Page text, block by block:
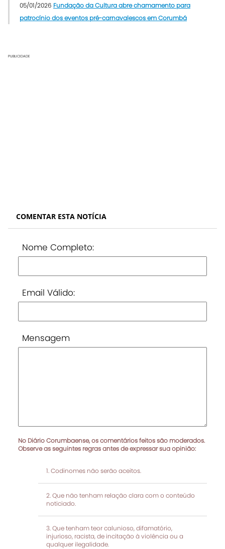
05/01/2026 Fundação da Cultura abre chamamento para
patrocínio dos eventos pré-carnavalescos em Corumbá
PUBLICIDADE
COMENTAR ESTA NOTÍCIA
Nome Completo:
Email Válido:
Mensagem
No Diário Corumbaense, os comentários feitos são moderados.
Observe as seguintes regras antes de expressar sua opinião:
Codinomes não serão aceitos.
Que não tenham relação clara com o conteúdo
noticiado.
Que tenham teor calunioso, difamatório,
injurioso, racista, de incitação à violência ou a
qualquer ilegalidade.